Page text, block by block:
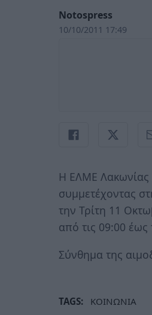
Notospress
10/10/2011 17:49
Η ΕΛΜΕ Λακωνίας
συμμετέχοντας
την Τρίτη 11
από τις 09:00 έως
Σύνθημα της
TAGS: ΚΟΙΝΩΝΙΑ